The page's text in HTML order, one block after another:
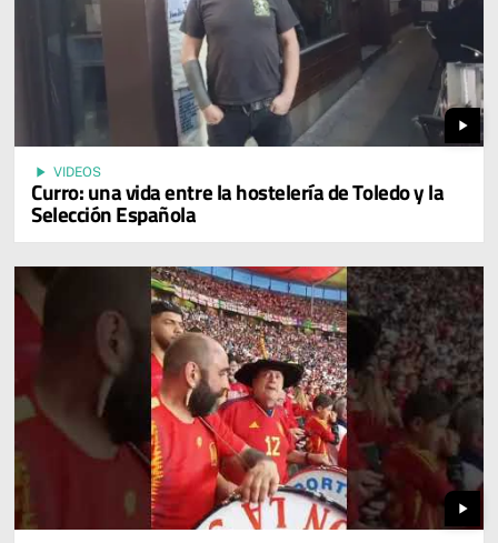
play_arrow
play_arrow VIDEOS
Curro: una vida entre la hostelería de Toledo y la
Selección Española
play_arrow